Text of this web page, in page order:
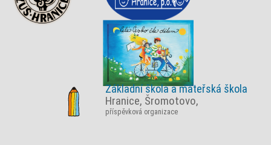
Základní škola a mateřská škola
Hranice, Šromotovo,
příspěvková organizace